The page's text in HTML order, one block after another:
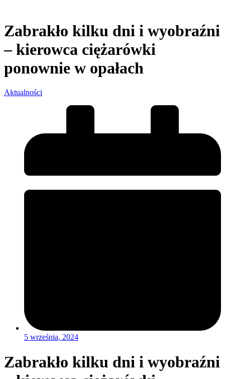
Zabrakło kilku dni i wyobraźni
– kierowca ciężarówki
ponownie w opałach
Aktualności
5 września, 2024
Zabrakło kilku dni i wyobraźni